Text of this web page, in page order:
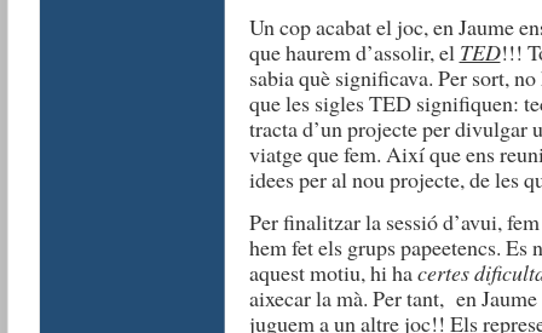
Un cop acabat el joc, en Jaume
que haurem d’assolir, el TED!!!
sabia què significava. Per sort,
que les sigles TED signifiquen:
tracta d’un projecte per divulgar
viatge que fem. Així que ens
idees per al nou projecte, de les
Per finalitzar la sessió d’avui,
hem fet els grups papeetencs. Es
aquest motiu, hi hacertes
aixecar la mà. Per tant, en
juguem a un altre joc!! Els